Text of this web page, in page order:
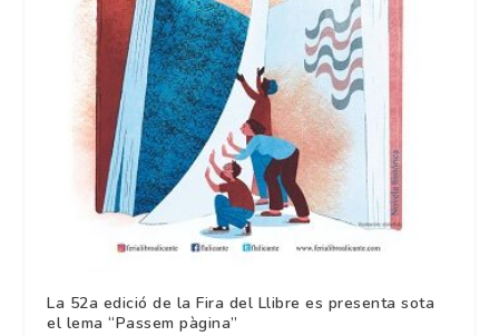
La 52a edició de la Fira del Llibre es presenta sota
el lema “Passem pàgina”